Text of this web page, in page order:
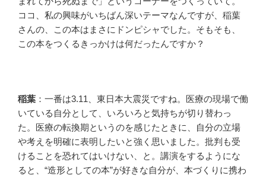
ココ、私の興味がいちばん深いテーマなんですが、稲葉
さんの、この本はまさにドンピシャでした。そもそも、
この本をつくるきっかけは何だったんですか？
稲葉 ：一番は3.11、東日本大震災ですね。医療の現場で働
いている自分として、いろいろと気持ちが切り替わっ
た。医療の転換期というのを感じたときに、自分の立場
や考えを明確に表明したいと強く思いました。批判も受
けることを恐れてはいけない、と。講演をするようにな
ると、“造形としての本”が好きな自分が、本づくりに携わ